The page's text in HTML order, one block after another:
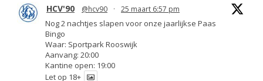
HCV'90 @hcv90 · 25 maart 6:57 pm
Nog 2 nachtjes slapen voor onze jaarlijkse Paas
Bingo
Waar: Sportpark Rooswijk
Aanvang: 20:00
Kantine open: 19:00
Let op 18+